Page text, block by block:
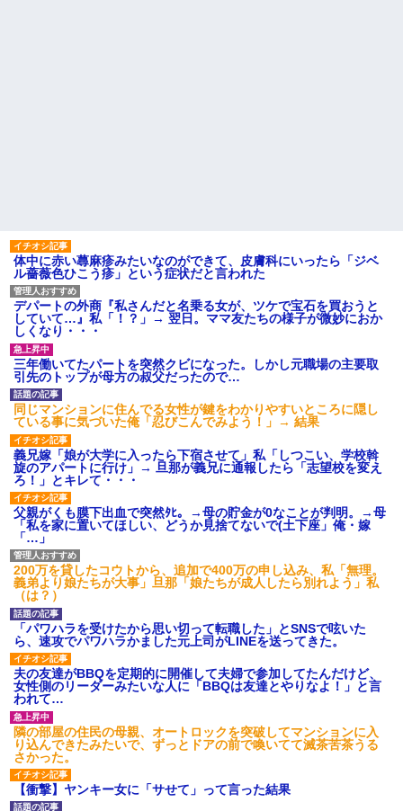
体中に赤い蕁麻疹みたいなのができて、皮膚科にいったら「ジベ
ル薔薇色ひこう疹」という症状だと言われた
デパートの外商『私さんだと名乗る女が、ツケで宝石を買おうと
していて…』私「！？」→ 翌日。ママ友たちの様子が微妙におか
しくなり・・・
三年働いてたパートを突然クビになった。しかし元職場の主要取
引先のトップが母方の叔父だったので…
同じマンションに住んでる女性が鍵をわかりやすいところに隠し
ている事に気づいた俺「忍びこんでみよう！」→ 結果
義兄嫁「娘が大学に入ったら下宿させて」私「しつこい、学校斡
旋のアパートに行け」→ 旦那が義兄に通報したら「志望校を変え
ろ！」とキレて・・・
父親がくも膜下出血で突然ﾀﾋ。→母の貯金が0なことが判明。→母
「私を家に置いてほしい、どうか見捨てないで(土下座」俺・嫁
「…」
200万を貸したコウトから、追加で400万の申し込み、私「無理。
義弟より娘たちが大事」旦那「娘たちが成人したら別れよう」私
（は？）
「パワハラを受けたから思い切って転職した」とSNSで呟いた
ら、速攻でパワハラかました元上司がLINEを送ってきた。
夫の友達がBBQを定期的に開催して夫婦で参加してたんだけど、
女性側のリーダーみたいな人に「BBQは友達とやりなよ！」と言
われて…
隣の部屋の住民の母親、オートロックを突破してマンションに入
り込んできたみたいで、ずっとドアの前で喚いてて滅茶苦茶うる
さかった。
【衝撃】ヤンキー女に「サせて」って言った結果